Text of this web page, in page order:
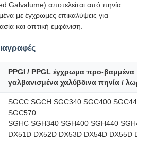
Galvalume) αποτελείται από πηνία
με έγχρωμες επικαλύψεις για
και οπτική εμφάνιση.
PPGI / PPGL έγχρωμα προ-βαμμένα
γαλβανισμένα χαλύβδινα πηνία / λωρίδες
SGCC SGCH SGC340 SGC400 SGC440
SGC570
SGHC SGH340 SGH400 SGH440 SGH490
DX51D DX52D DX53D DX54D DX55D